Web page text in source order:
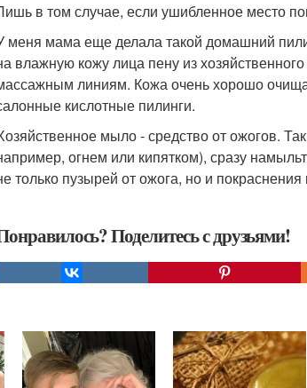
в том случае, если ушибленное место
меня мама еще делала такой домашний
влажную кожу лица пену из
линиям. Кожа очень хорошо
кислотные пилинги.
мыло - средство от ожогов.
огнем или кипятком), сразу
только пузырей от ожога, но и покраснения
Поделитесь с друзьями!